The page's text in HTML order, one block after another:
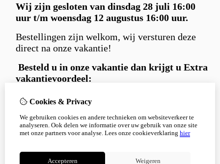
Cookies & Privacy
We gebruiken cookies en andere technieken om websiteverkeer te
analyseren. Ook delen we informatie over uw gebruik van onze site
met onze partners voor analyse. Lees onze cookieverklaring hier
Accepteren Weigeren
Wij zijn gesloten van dinsdag 28 juli 16:00
uur t/m woensdag 12 augustus 16:00 uur.
Bestellingen zijn welkom, wij versturen deze
direct na onze vakantie!
Besteld u in onze vakantie dan krijgt u Extra
vakantievoordeel:
Gratis Carniwell hondensnack extraatje
bij iedere bestelling.
en 5% kortingmet kortingscode:
Korting5%
Bedankt voor je begrip en alvast een fijne